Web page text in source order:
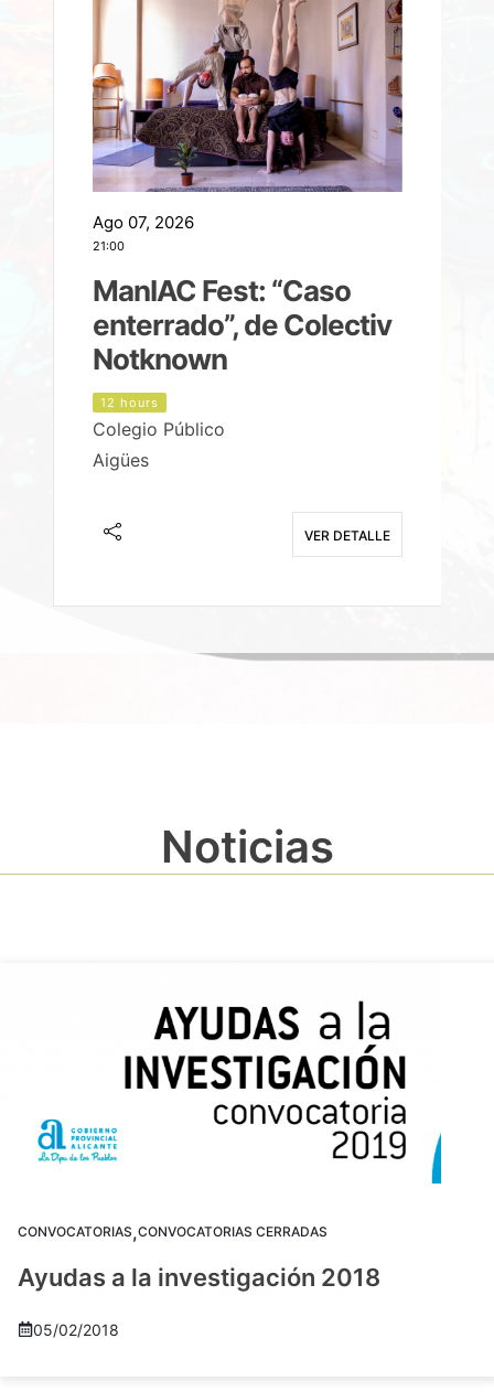
Ago 07, 2026
21:00
ManIAC Fest: “Caso
enterrado”, de Colectiv
Notknown
12 hours
Colegio Público
Aigües
VER DETALLE
Noticias
CONVOCATORIAS,CONVOCATORIAS CERRADAS
Ayudas a la investigación 2018
05/02/2018